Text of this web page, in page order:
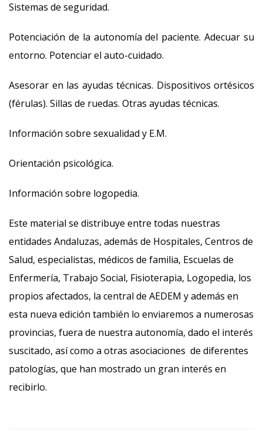
Sistemas de seguridad.
Potenciación de la autonomía del paciente. Adecuar su
entorno. Potenciar el auto-cuidado.
Asesorar en las ayudas técnicas. Dispositivos ortésicos
(férulas). Sillas de ruedas. Otras ayudas técnicas.
Información sobre sexualidad y E.M.
Orientación psicológica.
Información sobre logopedia.
Este material se distribuye entre todas nuestras
entidades Andaluzas, además de Hospitales, Centros de
Salud, especialistas, médicos de familia, Escuelas de
Enfermería, Trabajo Social, Fisioterapia, Logopedia, los
propios afectados, la central de AEDEM y además en
esta nueva edición también lo enviaremos a numerosas
provincias, fuera de nuestra autonomía, dado el interés
suscitado, así como a otras asociaciones de diferentes
patologías, que han mostrado un gran interés en
recibirlo.